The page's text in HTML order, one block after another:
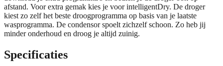
afstand. Voor extra gemak kies je voor intelligentDry. De droger
kiest zo zelf het beste droogprogramma op basis van je laatste
wasprogramma. De condensor spoelt zichzelf schoon. Zo heb jij
minder onderhoud en droog je altijd zuinig.
Specificaties